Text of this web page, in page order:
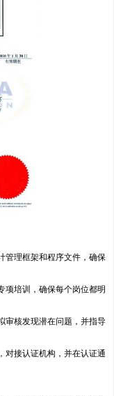
管理框架和程序文件，确保
项培训，确保每个岗位都明
审核发现潜在问题，并指导
对接认证机构，并在认证通